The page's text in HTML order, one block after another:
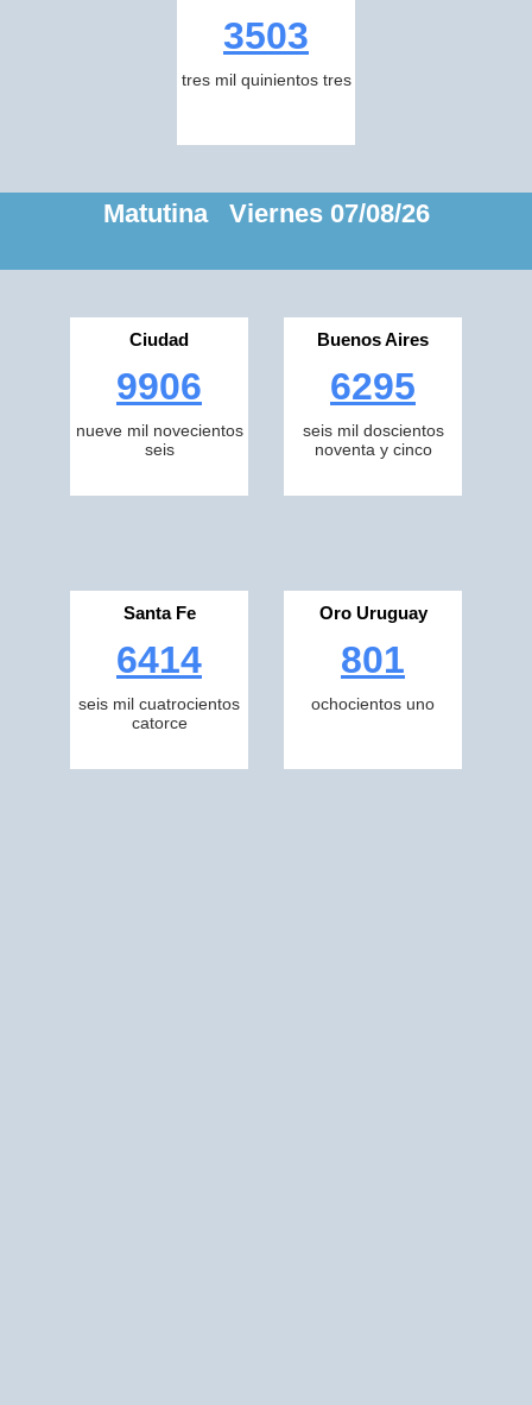
3503
tres mil quinientos tres
Matutina Viernes 07/08/26
Ciudad
9906
nueve mil novecientos
seis
Buenos Aires
6295
seis mil doscientos
noventa y cinco
Santa Fe
6414
seis mil cuatrocientos
catorce
Oro Uruguay
801
ochocientos uno